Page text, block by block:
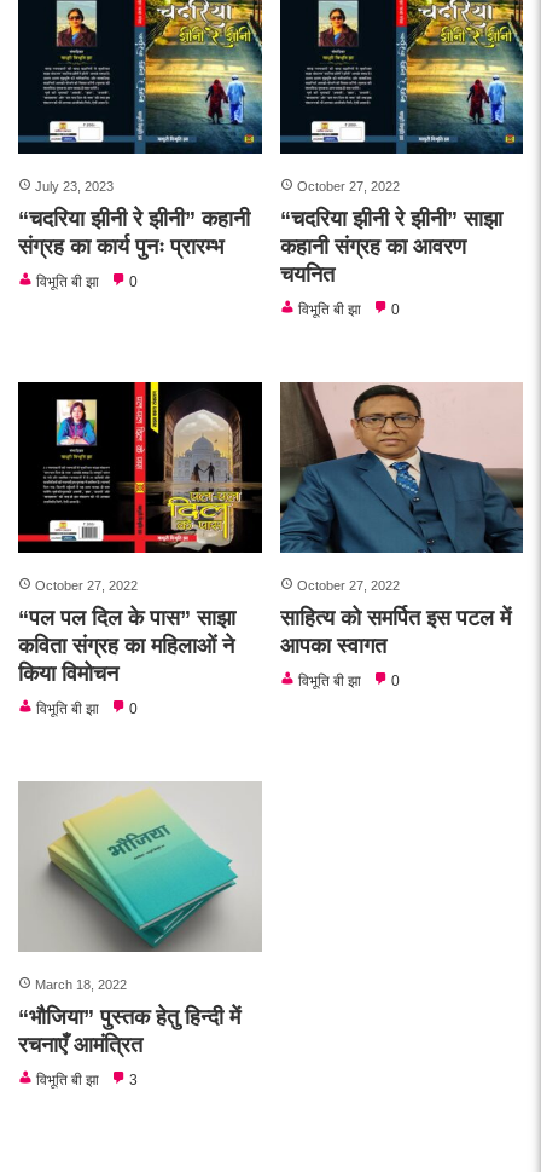
July 23, 2023
“चदरिया झीनी रे झीनी” कहानी
संग्रह का कार्य पुनः प्रारम्भ
विभूति बी झा 0
October 27, 2022
“चदरिया झीनी रे झीनी” साझा
कहानी संग्रह का आवरण
चयनित
विभूति बी झा 0
October 27, 2022
“पल पल दिल के पास” साझा
कविता संग्रह का महिलाओं ने
किया विमोचन
विभूति बी झा 0
October 27, 2022
साहित्य को समर्पित इस पटल में
आपका स्वागत
विभूति बी झा 0
March 18, 2022
“भौजिया” पुस्तक हेतु हिन्दी में
रचनाएँ आमंत्रित
विभूति बी झा 3